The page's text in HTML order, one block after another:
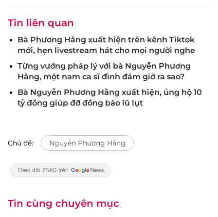
Tin liên quan
Bà Phương Hằng xuất hiện trên kênh Tiktok
mới, hẹn livestream hát cho mọi người nghe
Từng vướng pháp lý với bà Nguyễn Phương
Hằng, một nam ca sĩ đình đám giờ ra sao?
Bà Nguyễn Phương Hằng xuất hiện, ủng hộ 10
tỷ đồng giúp đỡ đồng bào lũ lụt
Chủ đề: Nguyễn Phương Hằng
Tin cùng chuyên mục